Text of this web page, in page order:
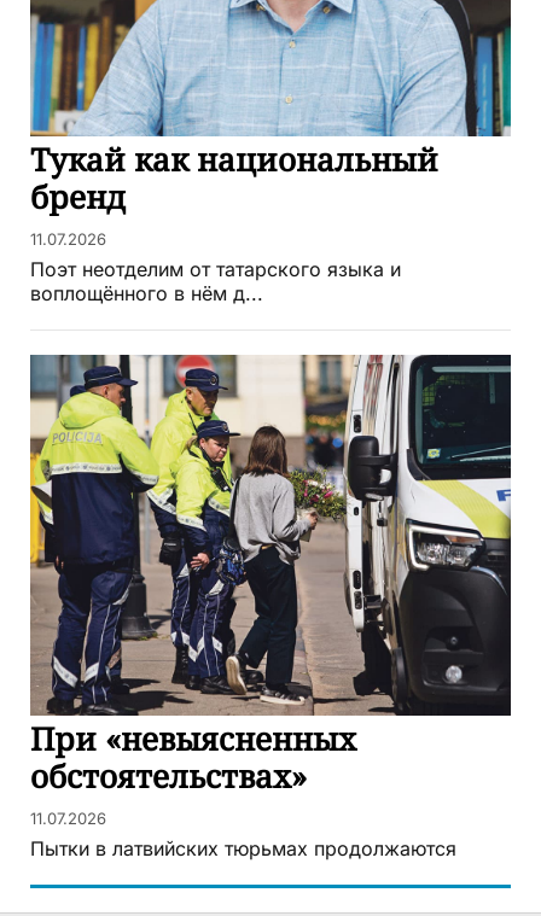
Тукай как национальный
бренд
11.07.2026
Поэт неотделим от татарского языка и
воплощённого в нём д...
При «невыясненных
обстоятельствах»
11.07.2026
Пытки в латвийских тюрьмах продолжаются